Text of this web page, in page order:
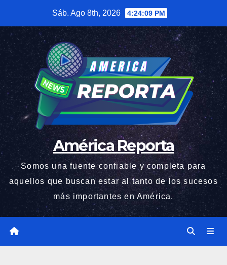
contenido
Sáb. Ago 8th, 2026 4:24:10 PM
América Reporta
Somos una fuente confiable y completa para
aquellos que buscan estar al tanto de los sucesos
más importantes en América.